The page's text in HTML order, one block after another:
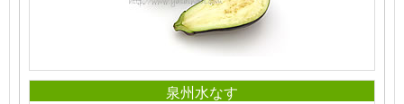
泉州水なす